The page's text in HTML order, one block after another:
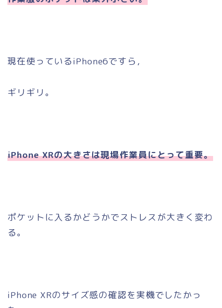
現在使っているiPhone6ですら，
ギリギリ。
iPhone XRの大きさは現場作業員にとって重要。
ポケットに入るかどうかでストレスが大きく変わ
る。
iPhone XRのサイズ感の確認を実機でしたかっ